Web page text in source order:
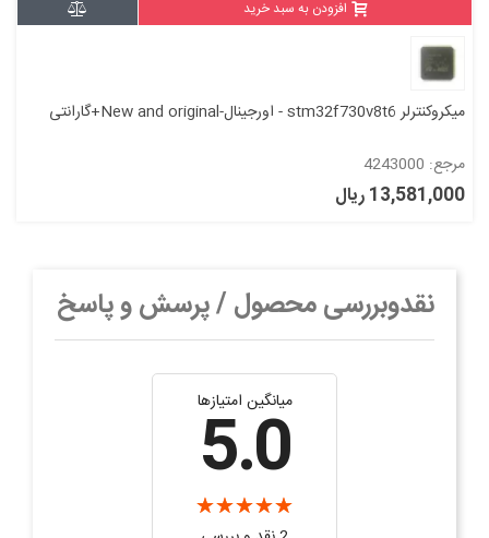
افزودن به سبد خرید
میکروکنترلر stm32f730v8t6 - اورجینال-New and original+گارانتی
مرجع: 4243000
13,581,000 ریال
نقدوبررسی محصول / پرسش و پاسخ
میانگین امتیازها
5.0